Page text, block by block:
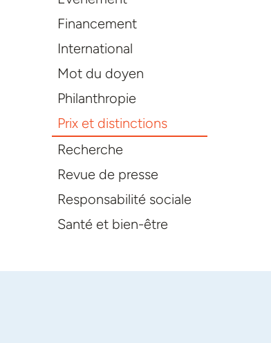
Financement
International
Mot du doyen
Philanthropie
Prix et distinctions
Recherche
Revue de presse
Responsabilité sociale
Santé et bien-être